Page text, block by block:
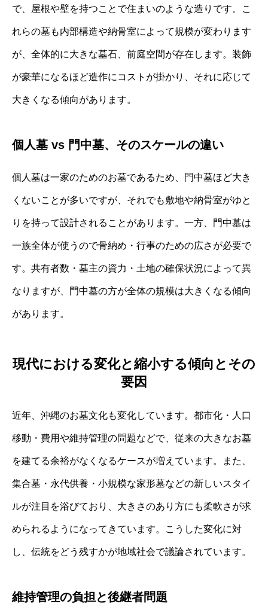
で、屋根や壁を持つことで住まいのような造りです。こ
れらの墓も内部構造や納骨室によって規模が変わります
が、全体的に大きな墓石、前庭空間が存在します。装飾
が豪華になるほど造作にコストが掛かり、それに応じて
大きくなる傾向があります。
個人墓 vs 門中墓、そのスケールの違い
個人墓は一家のためのお墓であるため、門中墓ほど大き
くないことが多いですが、それでも敷地や納骨室がゆと
りを持って設計されることがあります。一方、門中墓は
一族全体が使うので骨納め・行事のための広さが必要で
す。共有者数・墓主の資力・土地の確保状況によって異
なりますが、門中墓の方が全体の規模は大きくなる傾向
があります。
現代における変化と縮小する傾向とその
要因
近年、沖縄のお墓文化も変化しています。都市化・人口
移動・費用や維持管理の問題などで、従来の大きなお墓
を建てる余裕がなくなるケースが増えています。また、
集合墓・永代供養・小規模な家形墓などの新しいスタイ
ルが注目を浴びており、大きさのあり方にも柔軟さが求
められるようになってきています。こうした変化に対
し、伝統をどう残すかが地域社会で議論されています。
維持管理の負担と後継者問題